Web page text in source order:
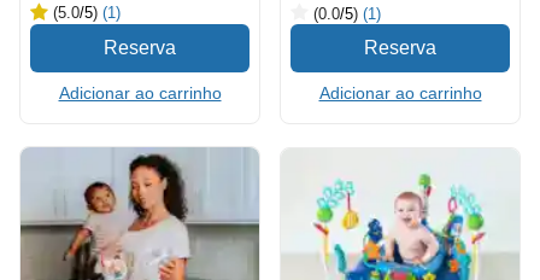
(5.0/5) (1)
Adicionar ao carrinho
(0.0/5) (1)
Adicionar ao carrinho